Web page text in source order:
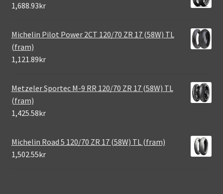
1,688.93kr
Michelin Pilot Power 2CT 120/70 ZR 17 (58W) TL
(fram)
1,121.89kr
Metzeler Sportec M-9 RR 120/70 ZR 17 (58W) TL
(fram)
1,425.58kr
Michelin Road 5 120/70 ZR 17 (58W) TL (fram)
1,502.55kr